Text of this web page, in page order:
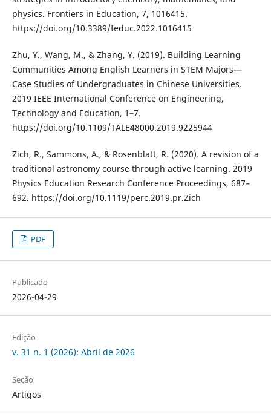
physics. Frontiers in Education, 7, 1016415.
https://doi.org/10.3389/feduc.2022.1016415
Zhu, Y., Wang, M., & Zhang, Y. (2019). Building Learning
Communities Among English Learners in STEM Majors—
Case Studies of Undergraduates in Chinese Universities.
2019 IEEE International Conference on Engineering,
Technology and Education, 1–7.
https://doi.org/10.1109/TALE48000.2019.9225944
Zich, R., Sammons, A., & Rosenblatt, R. (2020). A revision of a
traditional astronomy course through active learning. 2019
Physics Education Research Conference Proceedings, 687–
692. https://doi.org/10.1119/perc.2019.pr.Zich
PDF
Publicado
2026-04-29
Edição
v. 31 n. 1 (2026): Abril de 2026
Seção
Artigos